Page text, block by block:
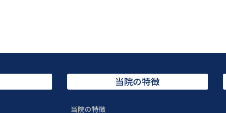
当院の特徴
当院の特徴